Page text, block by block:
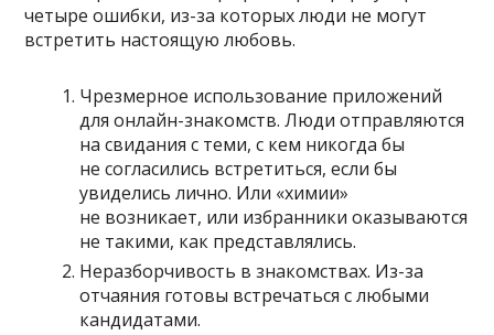
четыре ошибки, из-за которых люди не могут
встретить настоящую любовь.
Чрезмерное использование приложений
для онлайн-знакомств. Люди отправляются
на свидания с теми, с кем никогда бы
не согласились встретиться, если бы
увиделись лично. Или «химии»
не возникает, или избранники оказываются
не такими, как представлялись.
Неразборчивость в знакомствах. Из-за
отчаяния готовы встречаться с любыми
кандидатами.